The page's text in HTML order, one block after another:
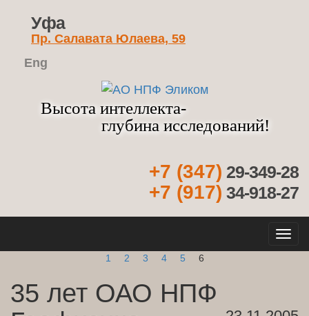
Уфа
Пр. Салавата Юлаева, 59
Eng
Высота интеллекта-
глубина исследований!
+7 (347) 29-349-28
+7 (917) 34-918-27
1 2 3 4 5 6
35 лет ОАО НПФ